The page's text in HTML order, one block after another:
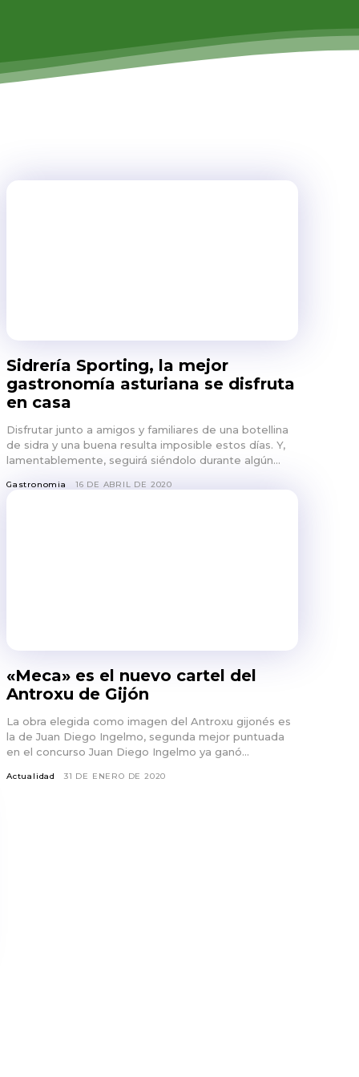
Sidrería Sporting, la mejor
gastronomía asturiana se disfruta
en casa
Disfrutar junto a amigos y familiares de una botellina
de sidra y una buena resulta imposible estos días. Y,
lamentablemente, seguirá siéndolo durante algún...
Gastronomia 16 DE ABRIL DE 2020
«Meca» es el nuevo cartel del
Antroxu de Gijón
La obra elegida como imagen del Antroxu gijonés es
la de Juan Diego Ingelmo, segunda mejor puntuada
en el concurso Juan Diego Ingelmo ya ganó...
Actualidad 31 DE ENERO DE 2020